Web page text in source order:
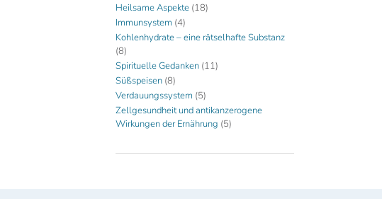
Heilsame Aspekte(18)
Immunsystem (4)
Kohlenhydrate – eine rätselhafte Substanz
(8)
Spirituelle Gedanken(11)
Süßspeisen(8)
Verdauungssystem (5)
Zellgesundheit und antikanzerogene
Wirkungen der Ernährung (5)